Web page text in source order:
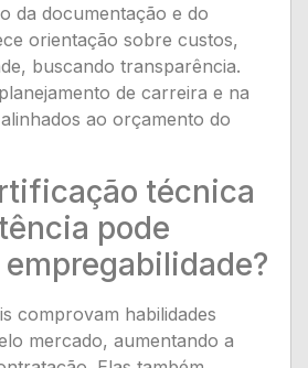
da documentação e do
orientação sobre custos,
buscando transparência.
de carreira e na
ao orçamento do
técnica
pode
comprovam habilidades
mercado, aumentando a